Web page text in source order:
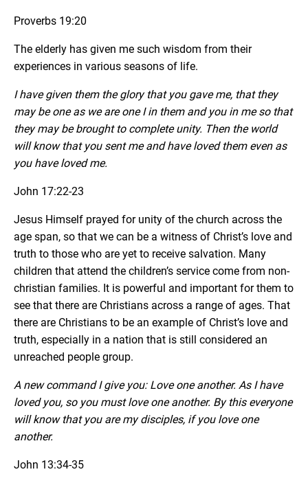
Proverbs 19:20
The elderly has given me such wisdom from their
experiences in various seasons of life.
I have given them the glory that you gave me, that they
may be one as we are one I in them and you in me so that
they may be brought to complete unity. Then the world
will know that you sent me and have loved them even as
you have loved me.
John 17:22-23
Jesus Himself prayed for unity of the church across the
age span, so that we can be a witness of Christ’s love and
truth to those who are yet to receive salvation. Many
children that attend the children’s service come from non-
christian families. It is powerful and important for them to
see that there are Christians across a range of ages. That
there are Christians to be an example of Christ’s love and
truth, especially in a nation that is still considered an
unreached people group.
A new command I give you: Love one another. As I have
loved you, so you must love one another. By this everyone
will know that you are my disciples, if you love one
another.
John 13:34-35